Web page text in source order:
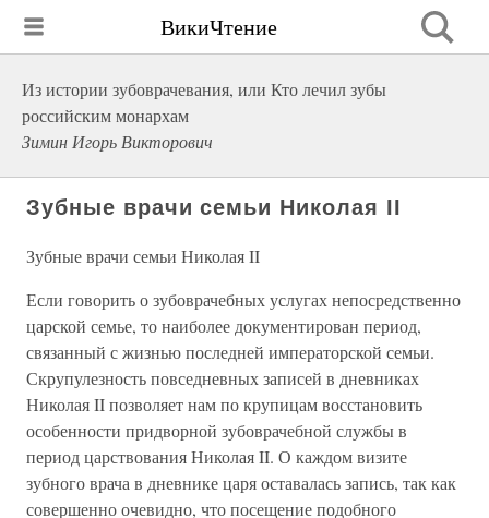
ВикиЧтение
Из истории зубоврачевания, или Кто лечил зубы
российским монархам
Зимин Игорь Викторович
Зубные врачи семьи Николая II
Зубные врачи семьи Николая II
Если говорить о зубоврачебных услугах непосредственно
царской семье, то наиболее документирован период,
связанный с жизнью последней императорской семьи.
Скрупулезность повседневных записей в дневниках
Николая II позволяет нам по крупицам восстановить
особенности придворной зубоврачебной службы в
период царствования Николая II. О каждом визите
зубного врача в дневнике царя оставалась запись, так как
совершенно очевидно, что посещение подобного